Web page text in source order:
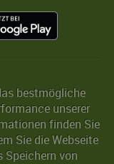
bestmögliche
unserer
finden Sie
Sie die Webseite
Speichern von